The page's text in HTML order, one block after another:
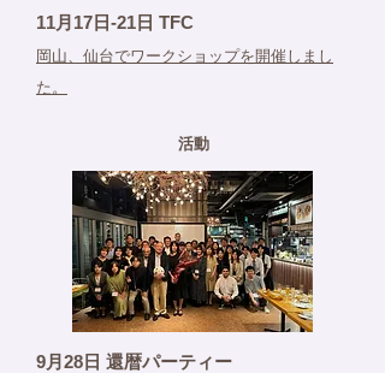
11月17日-21日 TFC
岡山、仙台でワークショップを開催しまし
た。
活動
9月28日 還暦パーティー